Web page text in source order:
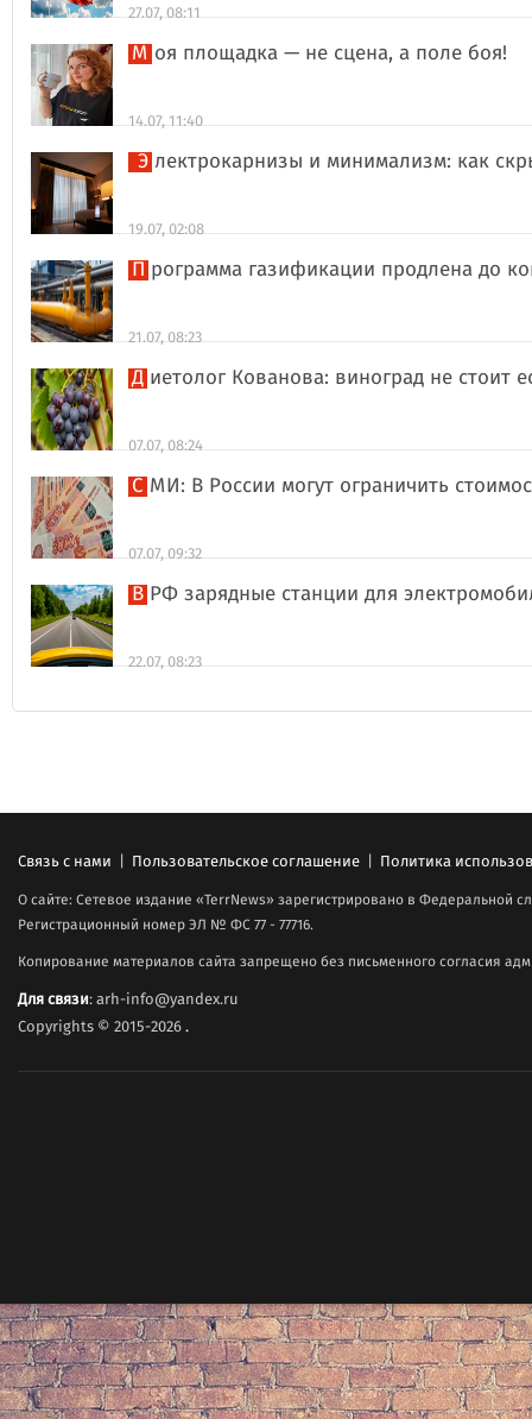
27.07, 08:11
Моя площадка — не сцена, а поле боя!
14.07, 11:40
Электрокарнизы и минимализм: как
19.07, 02:08
Программа газификации продлена до
21.07, 08:23
Диетолог Кованова: виноград не стоит
07.07, 08:24
СМИ: В России могут ограничить
07.07, 09:32
В РФ зарядные станции для
22.07, 08:23
Связь с нами | Пользовательское соглашение | Политика
О сайте: Сетевое издание «TerrNews» зарегистрировано в Федеральной
Регистрационный номер ЭЛ № ФС 77 - 77716.
Копирование материалов сайта запрещено без письменного согласия
Для связи: arh-info@yandex.ru
Copyrights © 2015-2026.